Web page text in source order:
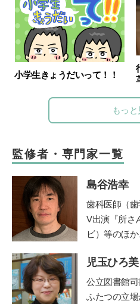
小学生きょうだいって！！
もっと
監修者・専門家一覧
島谷浩幸
歯科医師（
V出演『所さ
ビ）等のほ
由流里舎農園
認。Twitterも
児玉ひろ美
公立図書館
ふたつの立